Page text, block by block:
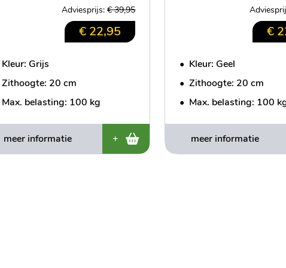
Adviesprijs:€ 39,95
€ 22,95
Kleur: Grijs
Zithoogte: 20 cm
Max. belasting: 100 kg
meer informatie +
€
• Kleur: Geel
• Zithoogte: 20 cm
• Max. belasting: 100
meer informatie